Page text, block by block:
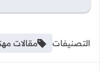
التصنيفات مقالات